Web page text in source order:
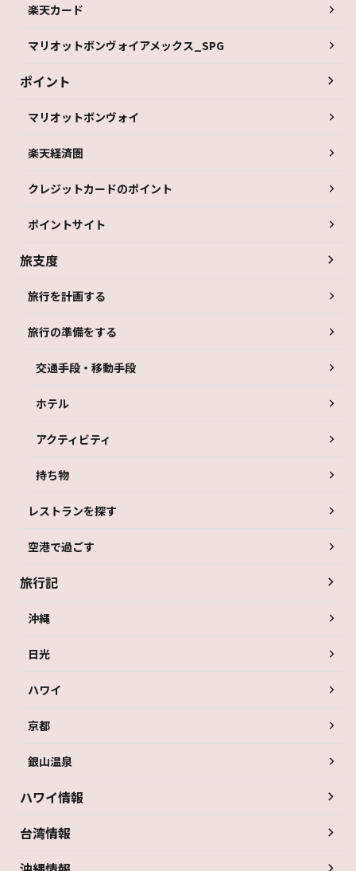
楽天カード
マリオットボンヴォイアメックス_SPG
ポイント
マリオットボンヴォイ
楽天経済圏
クレジットカードのポイント
ポイントサイト
旅支度
旅行を計画する
旅行の準備をする
交通手段・移動手段
ホテル
アクティビティ
持ち物
レストランを探す
空港で過ごす
旅行記
沖縄
日光
ハワイ
京都
銀山温泉
ハワイ情報
台湾情報